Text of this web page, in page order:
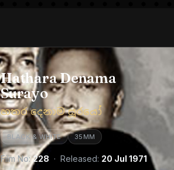
Hathara Denama
Surayo
හතර දෙනාම සූරයෝ
BLACK & WHITE 35MM
Film No:228 · Released: 20 Jul 1971